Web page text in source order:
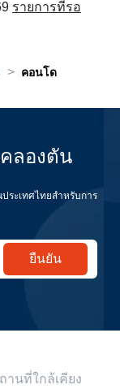
รายการที่รอ
> คอนโด
ลองตัน
ระเทศไทยสำหรับการ
ยืนยัน
านที่ใกล้เคียง